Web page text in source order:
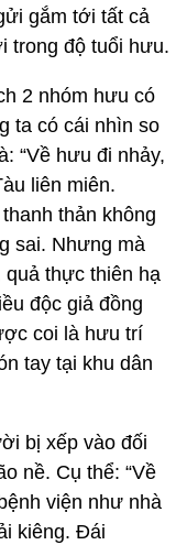
gắm tới tất cả
trong độ tuổi hưu.
2 nhóm hưu có
ta có cái nhìn so
“Về hưu đi nhảy,
liên miên.
thản không
sai. Nhưng mà
quả thực thiên hạ
độc giả đồng
coi là hưu trí
tay tại khu dân
bị xếp vào đối
nề. Cụ thể: “Về
viện như nhà
kiêng. Đái